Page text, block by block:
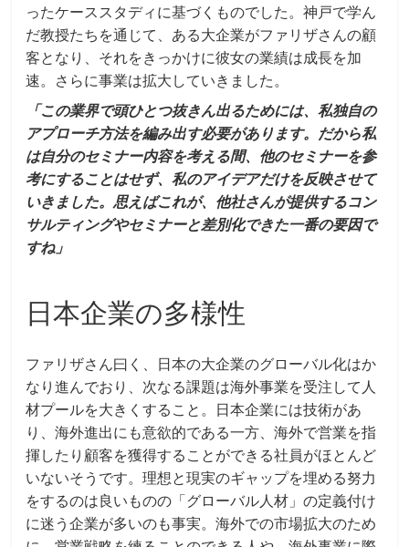
ったケーススタディに基づくものでした。神戸で学ん
だ教授たちを通じて、ある大企業がファリザさんの顧
客となり、それをきっかけに彼女の業績は成長を加
速。さらに事業は拡大していきました。
「この業界で頭ひとつ抜きん出るためには、私独自の
アプローチ方法を編み出す必要があります。だから私
は自分のセミナー内容を考える間、他のセミナーを参
考にすることはせず、私のアイデアだけを反映させて
いきました。思えばこれが、他社さんが提供するコン
サルティングやセミナーと差別化できた一番の要因で
すね」
日本企業の多様性
ファリザさん曰く、日本の大企業のグローバル化はか
なり進んでおり、次なる課題は海外事業を受注して人
材プールを大きくすること。日本企業には技術があ
り、海外進出にも意欲的である一方、海外で営業を指
揮したり顧客を獲得することができる社員がほとんど
いないそうです。理想と現実のギャップを埋める努力
をするのは良いものの「グローバル人材」の定義付け
に迷う企業が多いのも事実。海外での市場拡大のため